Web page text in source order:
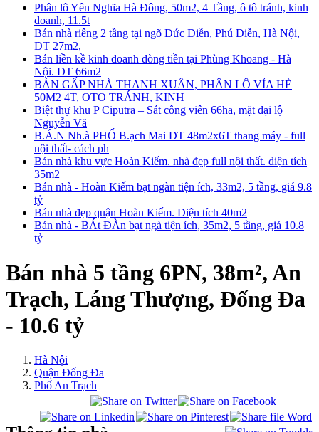
Phân lô Yên Nghĩa Hà Đông, 50m2, 4 Tầng, ô tô tránh, kinh
doanh, 11.5t
Bán nhà riêng 2 tầng tại ngõ Đức Diễn, Phú Diễn, Hà Nội,
DT 27m2,
Bán liền kề kinh doanh dòng tiền tại Phùng Khoang - Hà
Nội. DT 66m2
BÁN GẤP NHÀ THANH XUÂN, PHÂN LÔ VỈA HÈ
50M2 4T, OTO TRÁNH, KINH
Biệt thự khu P Ciputra – Sát công viên 66ha, mặt đại lộ
Nguyễn Vă
B.Á.N Nh.à PHỐ B.ạch Mai DT 48m2x6T thang máy - full
nội thất- cách ph
Bán nhà khu vực Hoàn Kiếm. nhà đẹp full nội thất. diện tích
35m2
Bán nhà - Hoàn Kiếm bạt ngàn tiện ích, 33m2, 5 tầng, giá 9.8
tỷ
Bán nhà đẹp quận Hoàn Kiếm. Diện tích 40m2
Bán nhà - BÁt ĐÀn bạt ngà tiện ích, 35m2, 5 tầng, giá 10.8
tỷ
Bán nhà 5 tầng 6PN, 38m², An
Trạch, Láng Thượng, Đống Đa
- 10.6 tỷ
Hà Nội
Quận Đống Đa
Phố An Trạch